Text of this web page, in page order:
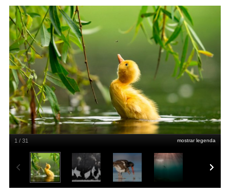
mostrar legenda
1 / 31